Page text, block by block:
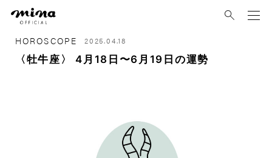
HOROSCOPE 2025.04.18
〈牡牛座〉 4月18日〜6月19日の運勢